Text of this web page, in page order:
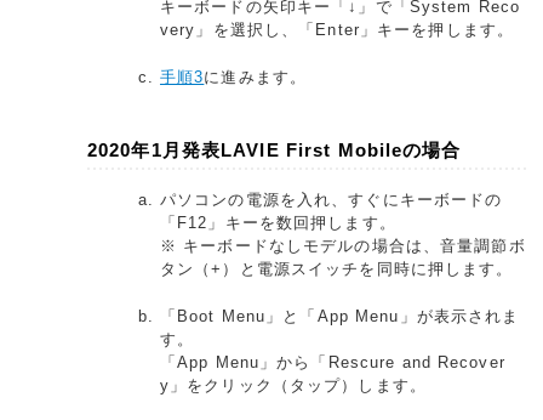
キーボードの矢印キー「↓」で「System Reco
very」を選択し、「Enter」キーを押します。
手順3に進みます。
2020年1月発表LAVIE First Mobileの場合
パソコンの電源を入れ、すぐにキーボードの
「F12」キーを数回押します。
※ キーボードなしモデルの場合は、音量調節ボ
タン（+）と電源スイッチを同時に押します。
「Boot Menu」と「App Menu」が表示されま
す。
「App Menu」から「Rescure and Recover
y」をクリック（タップ）します。